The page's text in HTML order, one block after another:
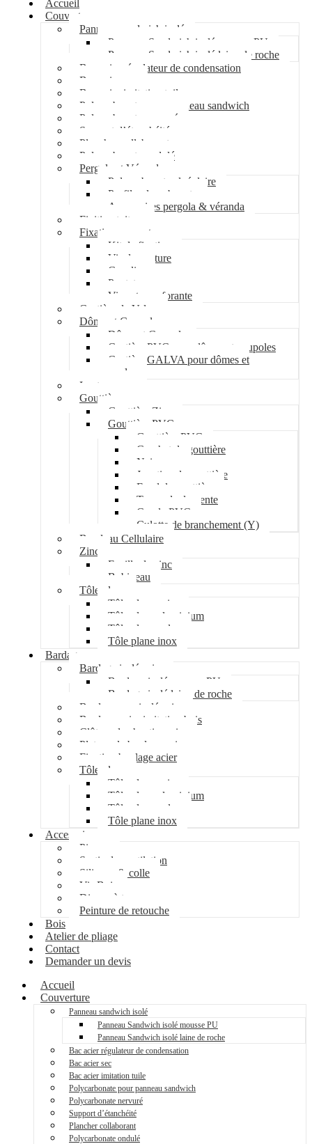
Accueil
Couverture
Panneau sandwich isolé
Panneau Sandwich isolé mousse PU
Panneau Sandwich isolé laine de roche
Bac acier régulateur de condensation
Bac acier sec
Bac acier imitation tuile
Polycarbonate pour panneau sandwich
Polycarbonate nervuré
Support d’étanchéité
Plancher collaborant
Polycarbonate ondulé
Pergola et Véranda
Polycarbonate alvéolaire
Profil polycarbonate
Accessoires pergola & véranda
Finition toiture
Fixation couverture
Kit de fixation
Vis de couture
Cavalier
Pontet
Vis auto-perforante
Costière de Velux
Dôme et Coupole
Dôme et Coupole
Costière PVC pour dômes et coupoles
Costière GALVA pour dômes et
coupoles
Lanterneau
Gouttière
Gouttière Zinc
Gouttière PVC
Gouttière PVC
Crochet de gouttière
Naissance
Jonction de gouttière
Fond de gouttière
Tuyau de descente
Coude PVC
Culotte de branchement (Y)
Bandeau Cellulaire
Zinc
Feuille de zinc
Bobineau
Tôle plane
Tôle plane acier
Tôle plane aluminium
Tôle plane galva
Tôle plane inox
Bardage
Bardage isolé acier
Bardage isolé mousse PU
Bardage isolé laine de roche
Bardage non isolé acier
Bardage acier imitation bois
Clôture de chantier acier
Plateau de bardage acier
Fixation bardage acier
Tôle plane
Tôle plane acier
Tôle plane aluminium
Tôle plane galva
Tôle plane inox
Accessoires
Pipeco
Sortie de ventilation
Silicone & colle
Vis Bois
Disque à tronçonner
Peinture de retouche
Bois
Atelier de pliage
Contact
Demander un devis
Accueil
Couverture
Panneau sandwich isolé
Panneau Sandwich isolé mousse PU
Panneau Sandwich isolé laine de roche
Bac acier régulateur de condensation
Bac acier sec
Bac acier imitation tuile
Polycarbonate pour panneau sandwich
Polycarbonate nervuré
Support d’étanchéité
Plancher collaborant
Polycarbonate ondulé